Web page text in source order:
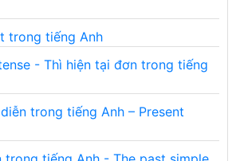
trong tiếng Anh
- Thì hiện tại đơn trong tiếng
trong tiếng Anh – Present